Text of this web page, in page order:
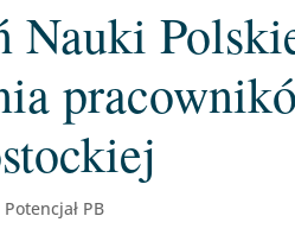
Nauki
Potencjał PB